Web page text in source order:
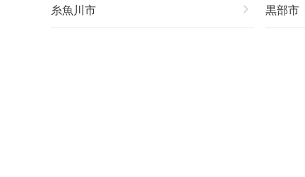
糸魚川市 chevron_right 黒部市